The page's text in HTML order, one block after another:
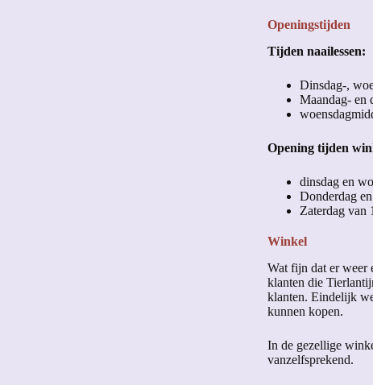
Openingstijden
Tijden naailessen:
Dinsdag-,
Maandag- en
Opening tijden
dinsdag en
Donderdag
Zaterdag van
Winkel
Wat fijn dat er weer
klanten die
klanten. Eindelijk
kunnen kopen.
In de gezellige
vanzelfsprekend.